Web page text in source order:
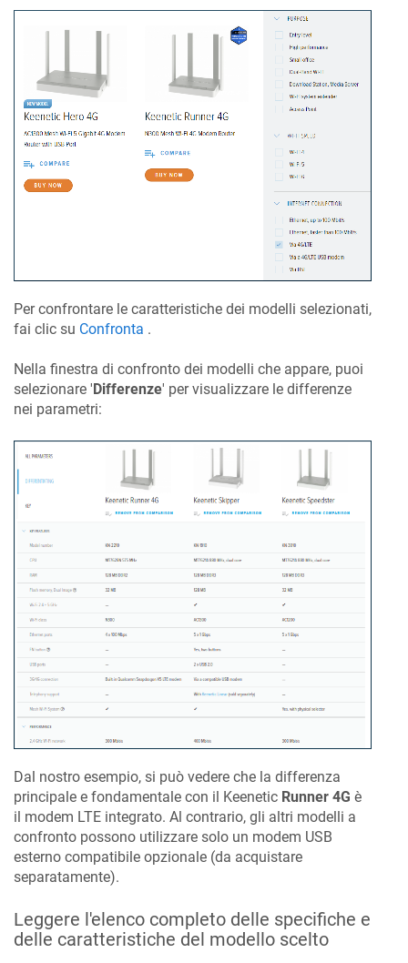
Per confrontare le caratteristiche dei modelli selezionati,
fai clic su Confronta .
Nella finestra di confronto dei modelli che appare, puoi
selezionare ' Differenze' per visualizzare le differenze
nei parametri:
Dal nostro esempio, si può vedere che la differenza
principale e fondamentale con il Keenetic Runner 4G è
il modem LTE integrato. Al contrario, gli altri modelli a
confronto possono utilizzare solo un modem USB
esterno compatibile opzionale (da acquistare
separatamente).
Leggere l'elenco completo delle specifiche e
delle caratteristiche del modello scelto